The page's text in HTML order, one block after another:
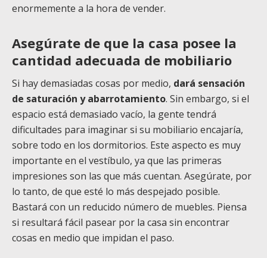
enormemente a la hora de vender.
Asegúrate de que la casa posee la
cantidad adecuada de mobiliario
Si hay demasiadas cosas por medio, dará sensación
de saturación y abarrotamiento. Sin embargo, si el
espacio está demasiado vacío, la gente tendrá
dificultades para imaginar si su mobiliario encajaría,
sobre todo en los dormitorios. Este aspecto es muy
importante en el vestíbulo, ya que las primeras
impresiones son las que más cuentan. Asegúrate, por
lo tanto, de que esté lo más despejado posible.
Bastará con un reducido número de muebles. Piensa
si resultará fácil pasear por la casa sin encontrar
cosas en medio que impidan el paso.